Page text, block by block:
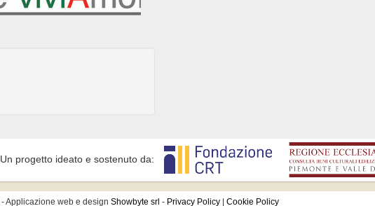
Un progetto ideato e sostenuto da:
- Applicazione web e design Showbyte srl - Privacy Policy | Cookie Policy